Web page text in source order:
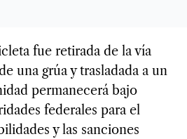
fue retirada de la vía
una grúa y trasladada a un
permanecerá bajo
federales para el
y las sanciones